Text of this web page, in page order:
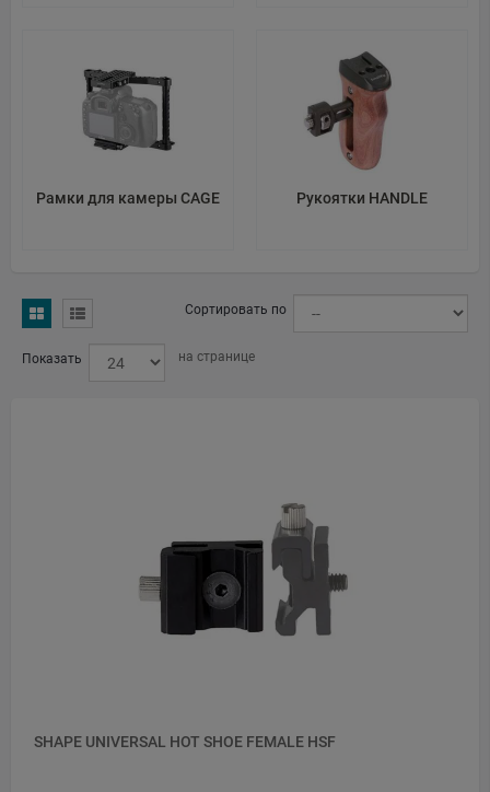
Рамки для камеры CAGE Рукоятки HANDLE
Сортировать по
Показать на странице
SHAPE UNIVERSAL HOT SHOE FEMALE HSF